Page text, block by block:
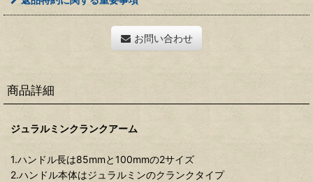
お問い合わせ
商品詳細
ジュラルミンクランクアーム
1.ハンドル長は85mmと100mmの2サイズ
2.ハンドル本体はジュラルミンのクランクタイプ